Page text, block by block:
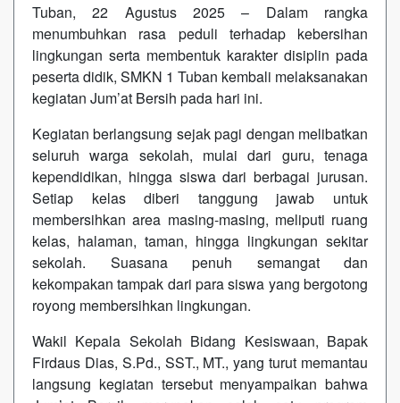
Tuban, 22 Agustus 2025 – Dalam rangka
menumbuhkan rasa peduli terhadap kebersihan
lingkungan serta membentuk karakter disiplin pada
peserta didik, SMKN 1 Tuban kembali melaksanakan
kegiatan Jum’at Bersih pada hari ini.
Kegiatan berlangsung sejak pagi dengan melibatkan
seluruh warga sekolah, mulai dari guru, tenaga
kependidikan, hingga siswa dari berbagai jurusan.
Setiap kelas diberi tanggung jawab untuk
membersihkan area masing-masing, meliputi ruang
kelas, halaman, taman, hingga lingkungan sekitar
sekolah. Suasana penuh semangat dan
kekompakan tampak dari para siswa yang bergotong
royong membersihkan lingkungan.
Wakil Kepala Sekolah Bidang Kesiswaan, Bapak
Firdaus Dias, S.Pd., SST., MT., yang turut memantau
langsung kegiatan tersebut menyampaikan bahwa